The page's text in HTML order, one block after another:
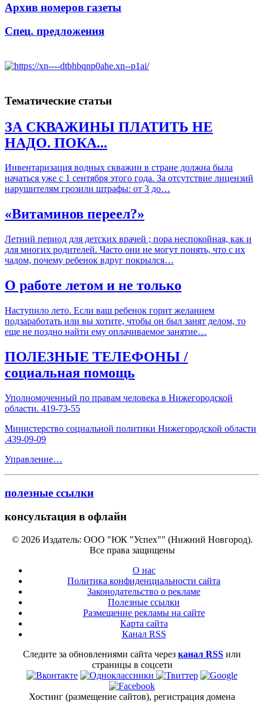
Архив номеров газеты
Спец. предложения
Тематические статьи
ЗА СКВАЖИНЫ ПЛАТИТЬ НЕ
НАДО. ПОКА...
Инвентаризация водных скважин в стране должна была
начаться уже с 1 сентября этого года. За отсутствие лицензий
нарушителям грозили штрафы: от 3 до…
«Витаминов переел?»
Летний период для детских врачей ; пора неспокойная, как и
для многих родителей. Часто они не могут понять, что с их
чадом, почему ребенок вдруг покрылся…
О работе летом и не только
Наступило лето. Если ваш ребенок горит желанием
подзаработать или вы хотите, чтобы он был занят делом, то
еще не поздно найти ему оплачиваемое занятие…
ПОЛЕЗНЫЕ ТЕЛЕФОНЫ /
социальная помощь
Уполномоченный по правам человека в Нижегородской
области. 419-73-55
Министерство социальной политики Нижегородской области
.439-09-09
Управление…
полезные ссылки
консультация в офлайн
© 2026 Издатель: ООО "ЮК "Успех"" (Нижний Новгород).
Все права защищены
О нас
Политика конфиденциальности сайта
Законодательство о рекламе
Полезные ссылки
Размещение рекламы на сайте
Карта сайта
Канал RSS
Следите за обновлениями сайта через канал RSS или
страницы в соцсети
Хостинг (размещение сайтов), регистрация домена